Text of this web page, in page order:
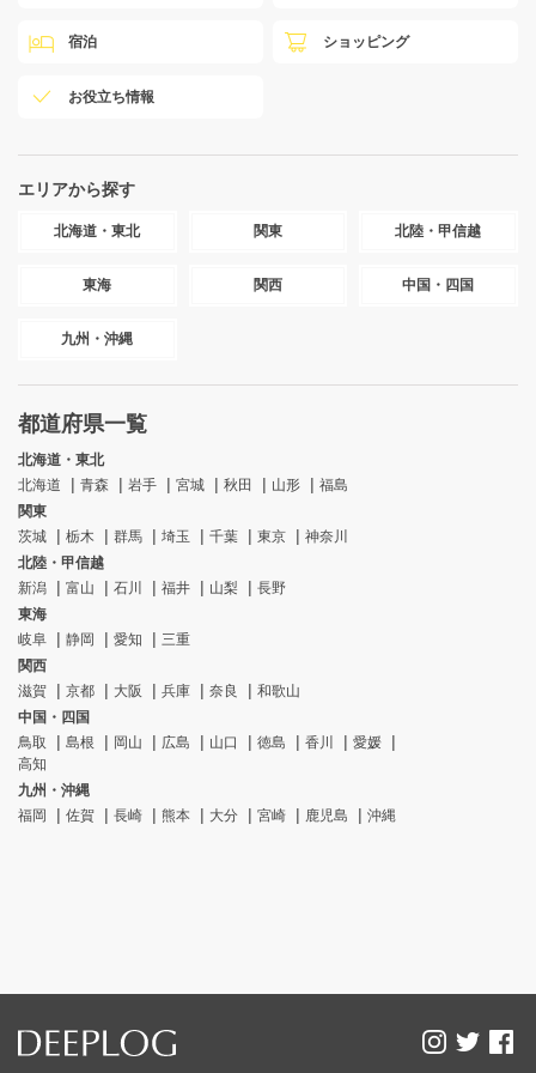
宿泊 ショッピング
お役立ち情報
エリアから探す
北海道・東北 関東 北陸・甲信越
東海 関西 中国・四国
九州・沖縄
都道府県一覧
北海道・東北
北海道
青森 岩手 宮城 秋田 山形
福島
関東
茨城
栃木 群馬 埼玉 千葉 東京
神奈川
北陸・甲信越
新潟
富山 石川 福井 山梨
長野
東海
岐阜
静岡 愛知
三重
関西
滋賀
京都 大阪 兵庫 奈良
和歌山
中国・四国
鳥取
島根 岡山 広島 山口 徳島 香川
愛媛
高知
九州・沖縄
福岡
佐賀 長崎 熊本 大分 宮崎 鹿児島 沖縄